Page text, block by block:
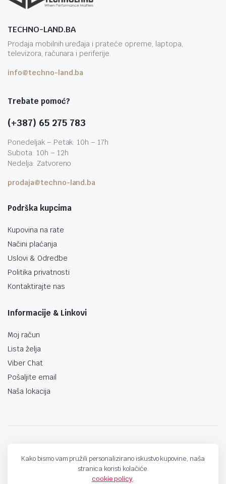
TECHNO-LAND.BA
Prodaja mobilnih uređaja i prateće opreme, laptopa,
televizora, računara i periferije.
info@techno-land.ba
Trebate pomoć?
(+387) 65 275 783
Ponedeljak – Petak: 10h – 17h
Subota: 10h – 12h
Nedelja: Zatvoreno
prodaja@techno-land.ba
Podrška kupcima
Kupovina na rate
Načini plaćanja
Uslovi & Odredbe
Politika privatnosti
Kontaktirajte nas
Informacije & Linkovi
Moj račun
Lista želja
Viber Chat
Pošaljite email
Naša lokacija
Kako bismo vam pružili personalizirano iskustvo kupovine, naša
stranica koristi kolačiće.
cookie policy.